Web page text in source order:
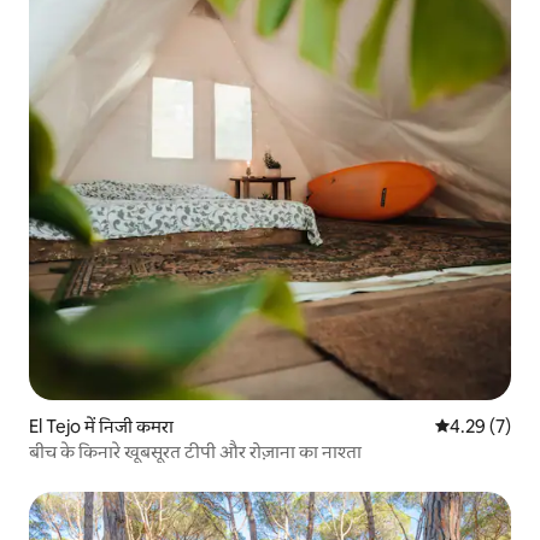
El Tejo में निजी कमरा औसत रेटिंग 5
4.29 (7)
बीच के किनारे खूबसूरत टीपी और रोज़ाना का नाश्ता